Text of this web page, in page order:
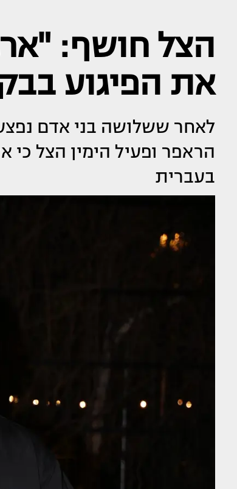
הצל חושף:
את הפיגוע
לאחר ששלושה בני אדם
הראפר ופעיל הימין הצל כי
בעברית